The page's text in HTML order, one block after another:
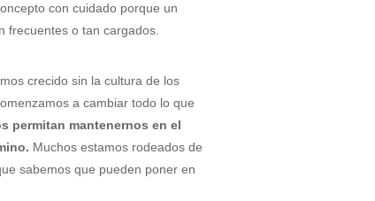
con cuidado porque un
frecuentes o tan cargados.
crecido sin la cultura de los
a cambiar todo lo que
permitan mantenernos en el
Muchos estamos rodeados de
sabemos que pueden poner en